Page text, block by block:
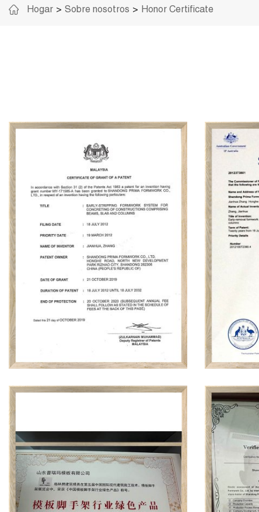
Hogar Sobre nosotros Honor Certificate